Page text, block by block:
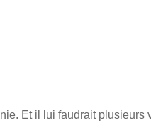
Et il lui faudrait plusieurs